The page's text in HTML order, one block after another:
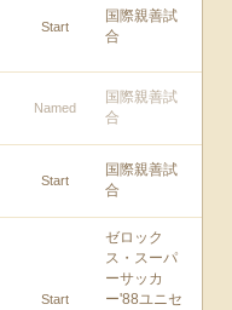
Start
国際親善試
合
Named
国際親善試
合
Start
国際親善試
合
Start
ゼロック
ス・スーパ
ーサッカ
ー'88ユニセ